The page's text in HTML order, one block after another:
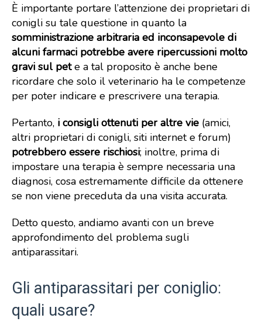
È importante portare l’attenzione dei proprietari di
conigli su tale questione in quanto la
somministrazione arbitraria ed inconsapevole di
alcuni farmaci potrebbe avere ripercussioni molto
gravi sul pete a tal proposito è anche bene
ricordare che solo il veterinario ha le competenze
per poter indicare e prescrivere una terapia.
Pertanto, i consigli ottenuti per altre vie (amici,
altri proprietari di conigli, siti internet e forum)
potrebbero essere rischiosi; inoltre, prima di
impostare una terapia è sempre necessaria una
diagnosi, cosa estremamente difficile da ottenere
se non viene preceduta da una visita accurata.
Detto questo, andiamo avanti con un breve
approfondimento del problema sugli
antiparassitari.
Gli antiparassitari per coniglio:
quali usare?